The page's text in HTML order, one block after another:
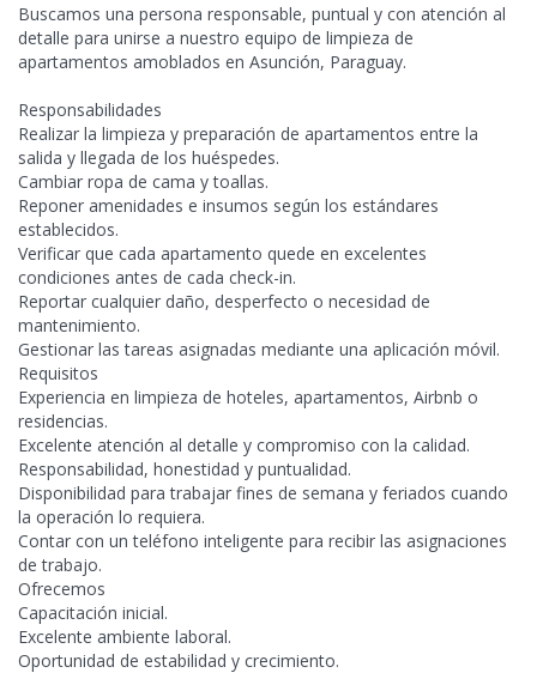
Buscamos una persona responsable, puntual y con atención al
detalle para unirse a nuestro equipo de limpieza de
apartamentos amoblados en Asunción, Paraguay.
Responsabilidades
Realizar la limpieza y preparación de apartamentos entre la
salida y llegada de los huéspedes.
Cambiar ropa de cama y toallas.
Reponer amenidades e insumos según los estándares
establecidos.
Verificar que cada apartamento quede en excelentes
condiciones antes de cada check-in.
Reportar cualquier daño, desperfecto o necesidad de
mantenimiento.
Gestionar las tareas asignadas mediante una aplicación móvil.
Requisitos
Experiencia en limpieza de hoteles, apartamentos, Airbnb o
residencias.
Excelente atención al detalle y compromiso con la calidad.
Responsabilidad, honestidad y puntualidad.
Disponibilidad para trabajar fines de semana y feriados cuando
la operación lo requiera.
Contar con un teléfono inteligente para recibir las asignaciones
de trabajo.
Ofrecemos
Capacitación inicial.
Excelente ambiente laboral.
Oportunidad de estabilidad y crecimiento.